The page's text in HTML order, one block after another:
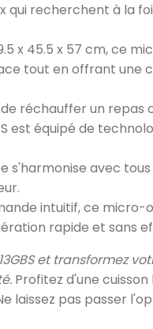
qui recherchent à la
x 45.5 x 57 cm, ce
tout en offrant une
réchauffer un repas
est équipé de
s'harmonise avec tous
intuitif, ce micro-
rapide et sans
et transformez
Profitez d'une
laissez pas passer